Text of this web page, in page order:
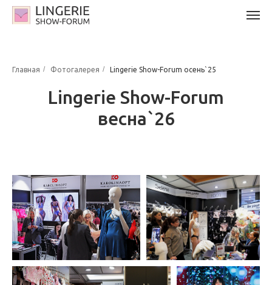
Главная / Фотогалерея / Lingerie Show-Forum осень`25
Lingerie Show-Forum
весна`26